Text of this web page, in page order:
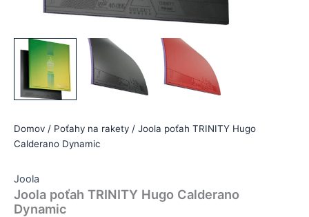
Domov / Poťahy na rakety / Joola poťah TRINITY Hugo
Calderano Dynamic
Joola
Joola poťah TRINITY Hugo Calderano
Dynamic